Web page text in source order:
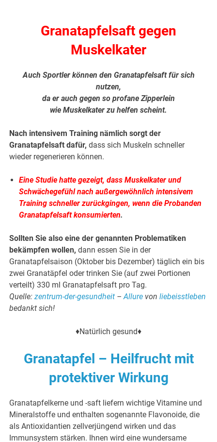
Granatapfelsaft gegen
Muskelkater
Auch Sportler können den Granatapfelsaft für sich
nutzen,
da er auch gegen so profane Zipperlein
wie Muskelkater zu helfen scheint.
Nach intensivem Training nämlich sorgt der
Granatapfelsaft dafür, dass sich Muskeln schneller
wieder regenerieren können.
Eine Studie hatte gezeigt, dass Muskelkater und
Schwächegefühl nach außergewöhnlich intensivem
Training schneller zurückgingen, wenn die Probanden
Granatapfelsaft konsumierten.
Sollten Sie also eine der genannten Problematiken
bekämpfen wollen, dann essen Sie in der
Granatapfelsaison (Oktober bis Dezember) täglich ein bis
zwei Granatäpfel oder trinken Sie (auf zwei Portionen
verteilt) 330 ml Granatapfelsaft pro Tag.
Quelle:zentrum-der-gesundheit –Allure vonliebeisstleben
bedankt sich!
♦️Natürlich gesund♦️
Granatapfel – Heilfrucht mit
protektiver Wirkung
Granatapfelkerne und -saft liefern wichtige Vitamine und
Mineralstoffe und enthalten sogenannte Flavonoide, die
als Antioxidantien zellverjüngend wirken und das
Immunsystem stärken. Ihnen wird eine wundersame